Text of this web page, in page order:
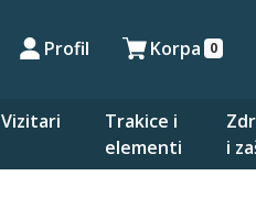
Profil Korpa 0
Vizitari
Trakice i
elementi
i